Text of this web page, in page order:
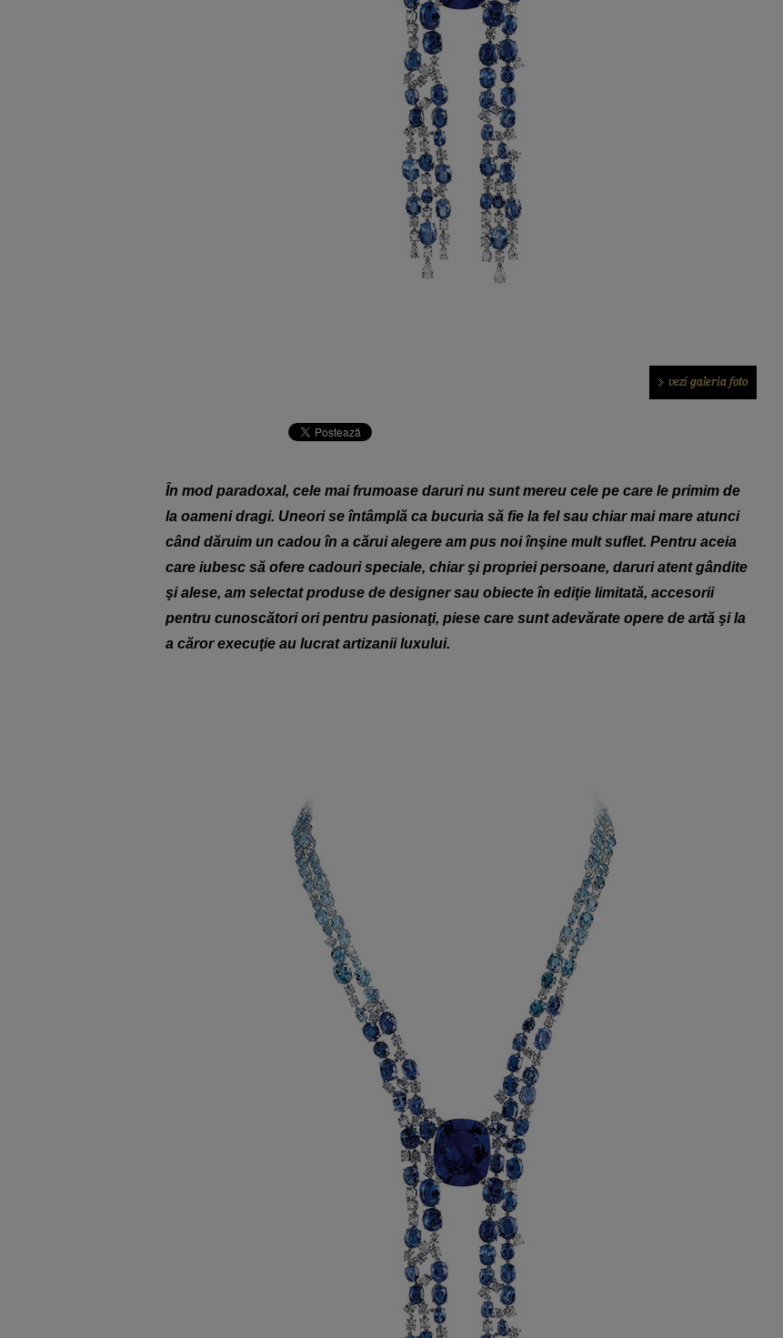
În mod paradoxal, cele mai frumoase daruri nu sunt mereu cele pe care le primim de
la oameni dragi. Uneori se întâmplă ca bucuria să fie la fel sau chiar mai mare atunci
când dăruim un cadou în a cărui alegere am pus noi înşine mult suflet. Pentru aceia
care iubesc să ofere cadouri speciale, chiar şi propriei persoane, daruri atent gândite
şi alese, am selectat produse de designer sau obiecte în ediţie limitată, accesorii
pentru cunoscători ori pentru pasionaţi, piese care sunt adevărate opere de artă şi la
a căror execuţie au lucrat artizanii luxului.